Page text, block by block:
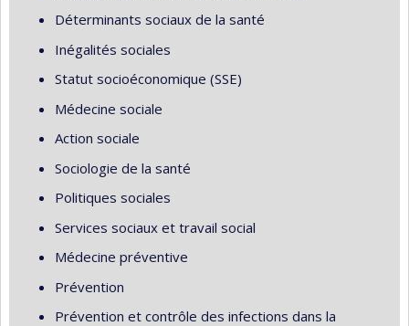
Déterminants sociaux de la santé
Inégalités sociales
Statut socioéconomique (SSE)
Médecine sociale
Action sociale
Sociologie de la santé
Politiques sociales
Services sociaux et travail social
Médecine préventive
Prévention
Prévention et contrôle des infections dans la